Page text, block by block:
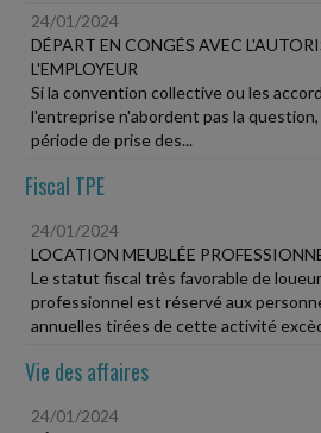
24/01/2024
DÉPART EN CONGÉS AVEC
L'EMPLOYEUR
Si la convention collective ou les
l'entreprise n'abordent pas la
période de prise des...
Fiscal TPE
24/01/2024
LOCATION MEUBLÉE
Le statut fiscal très favorable de
professionnel est réservé aux
annuelles tirées de cette activité
Vie des affaires
24/01/2024